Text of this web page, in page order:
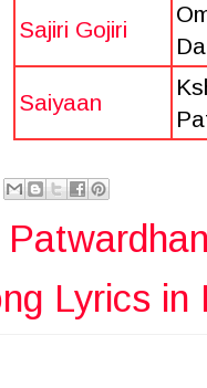
Sajiri Gojiri
Saiyaan
Lyrics in